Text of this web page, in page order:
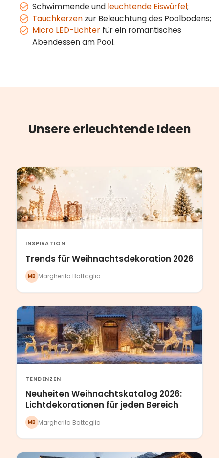
Schwimmende und leuchtende Eiswürfel;
Tauchkerzen zur Beleuchtung des Poolbodens;
Micro LED-Lichter für ein romantisches
Abendessen am Pool.
Unsere erleuchtende Ideen
INSPIRATION
Trends für Weihnachtsdekoration 2026
MB Margherita Battaglia
TENDENZEN
Neuheiten Weihnachtskatalog 2026:
Lichtdekorationen für jeden Bereich
MB Margherita Battaglia